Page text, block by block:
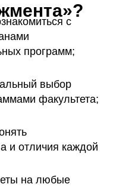
и отличия каждой
на любые
с
программ;
выбор
факультета;